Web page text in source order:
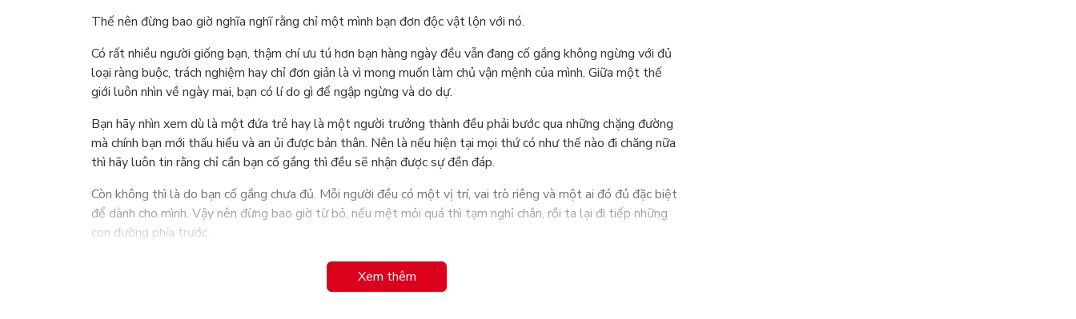
Thế nên đừng bao giờ nghĩa nghĩ rằng chỉ một mình bạn đơn độc vật lộn với nó.
Có rất nhiều người giống bạn, thậm chí ưu tú hơn bạn hàng ngày đều vẫn đang cố gắng không ngừng với đủ
loại ràng buộc, trách nghiệm hay chỉ đơn giản là vì mong muốn làm chủ vận mệnh của mình. Giữa một thế
giới luôn nhìn về ngày mai, bạn có lí do gì để ngập ngừng và do dự.
Bạn hãy nhìn xem dù là một đứa trẻ hay là một người trưởng thành đều phải bước qua những chặng đường
mà chính bạn mới thấu hiểu và an ủi được bản thân. Nên là nếu hiện tại mọi thứ có như thế nào đi chăng nữa
thì hãy luôn tin rằng chỉ cần bạn cố gắng thì đều sẽ nhận được sự đền đáp.
Còn không thì là do bạn cố gắng chưa đủ. Mỗi người đều có một vị trí, vai trò riêng và một ai đó đủ đặc biệt
để dành cho mình. Vậy nên đừng bao giờ từ bỏ, nếu mệt mỏi quá thì tạm nghỉ chân, rồi ta lại đi tiếp những
con đường phía trước.
Cuộc sống vốn dĩ là vậy, vô vàn những thử thách mà ở đó người nào biết cách yêu lấy nó sẽ dễ dàng đối
Xem thêm